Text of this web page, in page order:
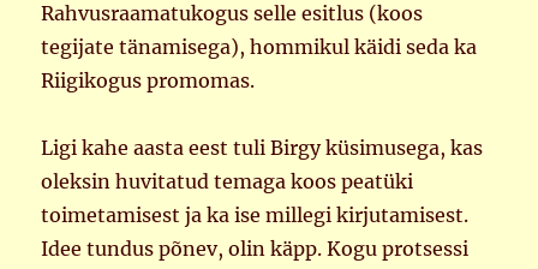
Rahvusraamatukogus selle esitlus (koos
tegijate tänamisega), hommikul käidi seda ka
Riigikogus promomas.
Ligi kahe aasta eest tuli Birgy küsimusega, kas
oleksin huvitatud temaga koos peatüki
toimetamisest ja ka ise millegi kirjutamisest.
Idee tundus põnev, olin käpp. Kogu protsessi